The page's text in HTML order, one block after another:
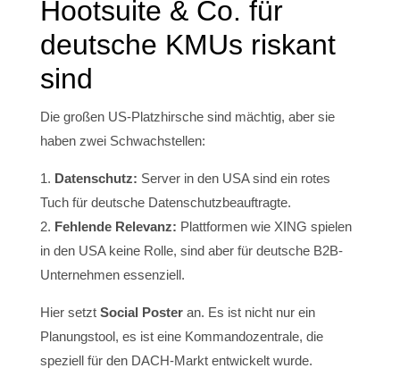
Hootsuite & Co. für
deutsche KMUs riskant
sind
Die großen US-Platzhirsche sind mächtig, aber sie
haben zwei Schwachstellen:
Datenschutz: Server in den USA sind ein rotes
Tuch für deutsche Datenschutzbeauftragte.
Fehlende Relevanz: Plattformen wie XING spielen
in den USA keine Rolle, sind aber für deutsche B2B-
Unternehmen essenziell.
Hier setzt Social Posteran. Es ist nicht nur ein
Planungstool, es ist eine Kommandozentrale, die
speziell für den DACH-Markt entwickelt wurde.